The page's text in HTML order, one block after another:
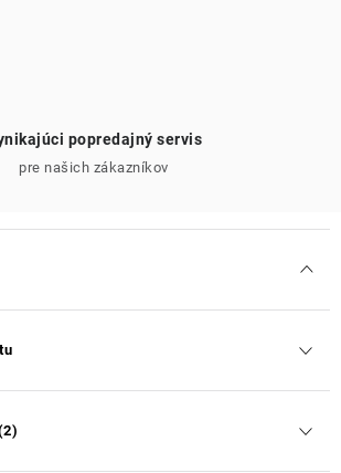
popredajný servis
pre našich zákazníkov